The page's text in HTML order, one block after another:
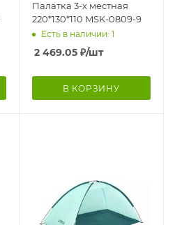
Палатка 3-х местная
220*130*110 MSK-0809-9
Есть в наличии: 1
2 469.05₽/шт
В КОРЗИНУ